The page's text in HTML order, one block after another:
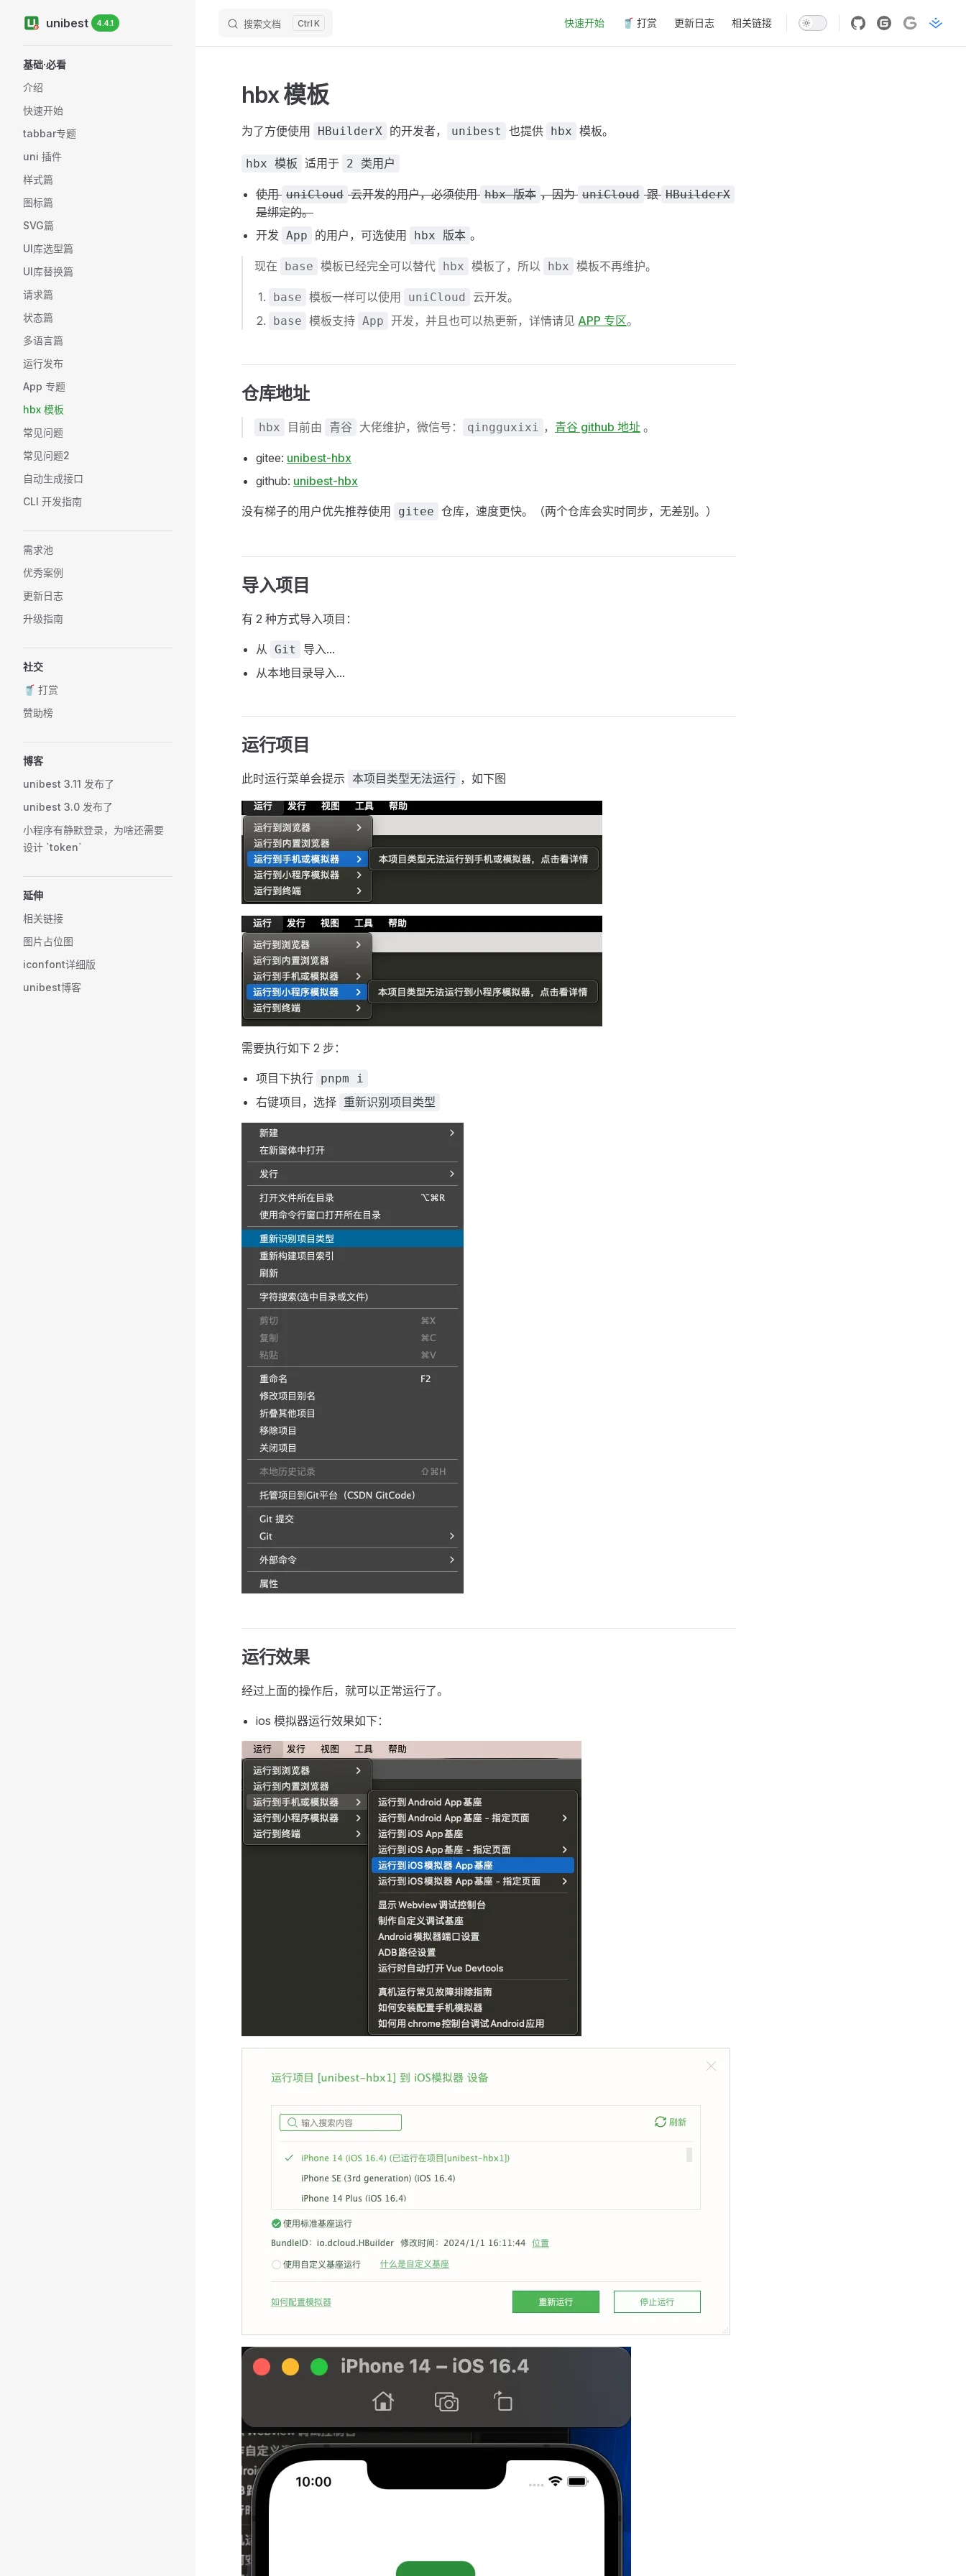
Skip to content
unibest 4.4.1 搜索文档 K 快速开始 🥤 打赏 更新日志 相关链接
基础·必看
介绍
快速开始
tabbar专题
uni 插件
样式篇
图标篇
SVG篇
UI库选型篇
UI库替换篇
请求篇
状态篇
多语言篇
运行发布
App 专题
hbx 模板
常见问题
常见问题2
自动生成接口
CLI 开发指南
需求池
优秀案例
更新日志
升级指南
社交
🥤 打赏
赞助榜
博客
unibest 3.11 发布了
unibest 3.0 发布了
小程序有静默登录，为啥还需要
设计 `token`
延伸
相关链接
图片占位图
iconfont详细版
unibest博客
hbx 模板
为了方便使用 HBuilderX 的开发者， unibest 也提供 hbx 模板。
hbx 模板 适用于 2 类用户
使用 uniCloud 云开发的用户，必须使用 hbx 版本 ，因为 uniCloud 跟 HBuilderX
是绑定的。
开发 App 的用户，可选使用 hbx 版本 。
现在 base 模板已经完全可以替代 hbx 模板了，所以 hbx 模板不再维护。
base 模板一样可以使用 uniCloud 云开发。
base 模板支持 App 开发，并且也可以热更新，详情请见 APP 专区。
仓库地址
hbx 目前由 青谷 大佬维护，微信号： qingguxixi ， 青谷 github 地址 。
gitee: unibest-hbx
github: unibest-hbx
没有梯子的用户优先推荐使用 gitee 仓库，速度更快。（两个仓库会实时同步，无差别。）
导入项目
有 2 种方式导入项目：
从 Git
导入...
从本地目录导入...
运行项目
此时运行菜单会提示 本项目类型无法运行 ，如下图
需要执行如下 2 步：
项目下执行 pnpm i
右键项目，选择 重新识别项目类型
运行效果
经过上面的操作后，就可以正常运行了。
ios 模拟器运行效果如下：